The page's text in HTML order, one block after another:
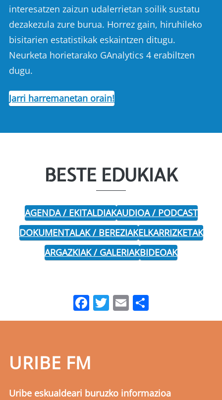
interesatzen zaizun udalerrietan soilik sustatu
dezakezula zure burua. Horrez gain, hiruhileko
bisitarien estatistikak eskaintzen ditugu.
Neurketa horietarako GAnalytics 4 erabiltzen
dugu.
Jarri harremanetan orain!
BESTE EDUKIAK
AGENDA / EKITALDIAKAUDIOA / PODCAST
DOKUMENTALAK / BEREZIAKELKARRIZKETAK
ARGAZKIAK / GALERIAKBIDEOAK
Facebook
Twitter
Email
URIBE FM
Uribe eskualdeari buruzko informazioa